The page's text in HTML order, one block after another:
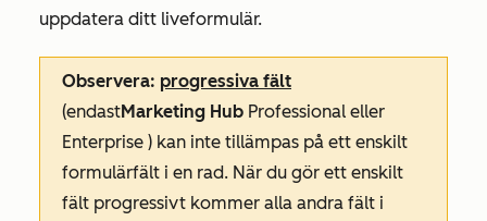
uppdatera ditt liveformulär.
Observera: progressiva fält
(endastMarketing Hub Professional eller
Enterprise ) kan inte tillämpas på ett enskilt
formulärfält i en rad. När du gör ett enskilt
fält progressivt kommer alla andra fält i